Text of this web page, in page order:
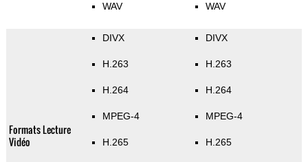
WAV WAV
Formats Lecture
Vidéo
DIVX
H.263
H.264
MPEG-4
H.265
DIVX
H.263
H.264
MPEG-4
H.265